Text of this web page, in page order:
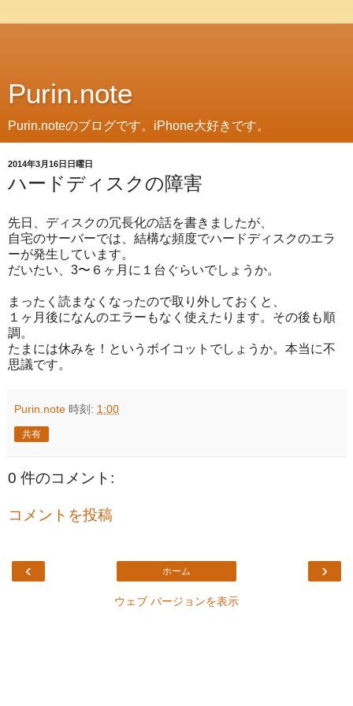
Purin.note
Purin.noteのブログです。iPhone大好きです。
2014年3月16日日曜日
ハードディスクの障害
先日、ディスクの冗長化の話を書きましたが、
自宅のサーバーでは、結構な頻度でハードディスクのエラ
ーが発生しています。
だいたい、3〜６ヶ月に１台ぐらいでしょうか。
まったく読まなくなったので取り外しておくと、
１ヶ月後になんのエラーもなく使えたります。その後も順
調。
たまには休みを！というボイコットでしょうか。本当に不
思議です。
Purin.note 時刻: 1:00
共有
0 件のコメント:
コメントを投稿
‹ ›
ホーム
ウェブ バージョンを表示